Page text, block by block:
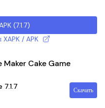
(7.1.7)
XAPK / APK
Maker Cake Game
7.1.7 Скачать